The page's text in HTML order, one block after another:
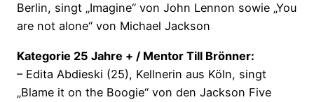
Berlin, singt „Imagine“ von John Lennon sowie „You
are not alone“ von Michael Jackson
Kategorie 25 Jahre + / Mentor Till Brönner:
– Edita Abdieski (25), Kellnerin aus Köln, singt
„Blame it on the Boogie“ von den Jackson Five